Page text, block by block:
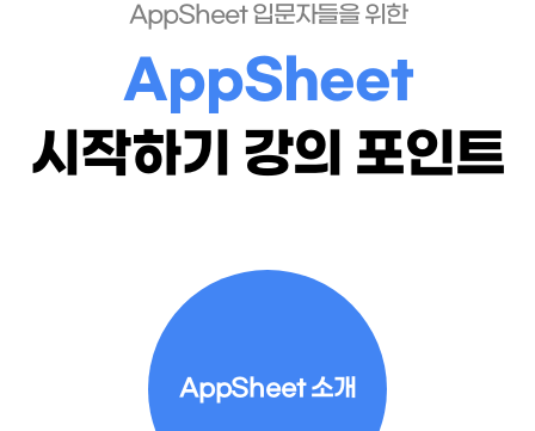
AppSheet 입문자들을 위한
AppSheet
시작하기 강의 포인트
AppSheet 소개